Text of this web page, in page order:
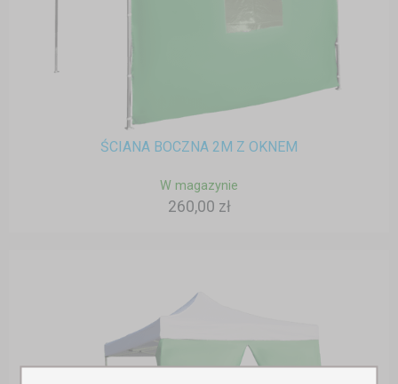
ŚCIANA BOCZNA 2M Z OKNEM
W magazynie
260,00 zł